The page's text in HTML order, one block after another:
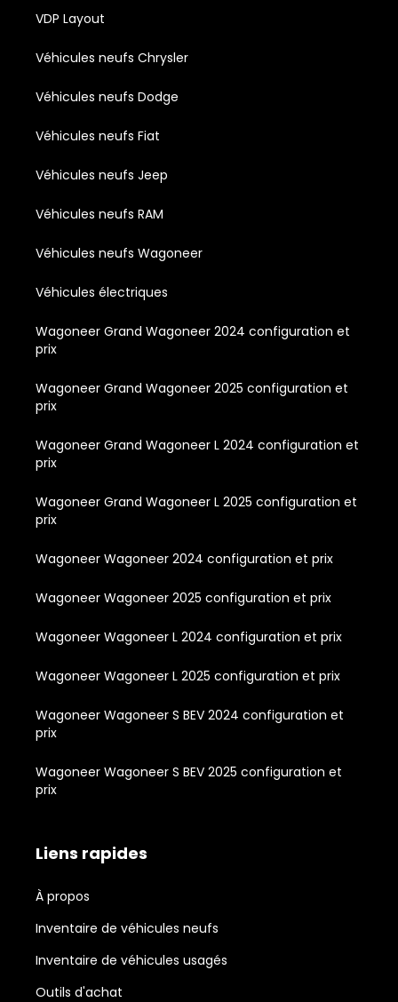
VDP Layout
Véhicules neufs Chrysler
Véhicules neufs Dodge
Véhicules neufs Fiat
Véhicules neufs Jeep
Véhicules neufs RAM
Véhicules neufs Wagoneer
Véhicules électriques
Wagoneer Grand Wagoneer 2024 configuration et
prix
Wagoneer Grand Wagoneer 2025 configuration et
prix
Wagoneer Grand Wagoneer L 2024 configuration et
prix
Wagoneer Grand Wagoneer L 2025 configuration et
prix
Wagoneer Wagoneer 2024 configuration et prix
Wagoneer Wagoneer 2025 configuration et prix
Wagoneer Wagoneer L 2024 configuration et prix
Wagoneer Wagoneer L 2025 configuration et prix
Wagoneer Wagoneer S BEV 2024 configuration et
prix
Wagoneer Wagoneer S BEV 2025 configuration et
prix
Liens rapides
À propos
Inventaire de véhicules neufs
Inventaire de véhicules usagés
Outils d'achat